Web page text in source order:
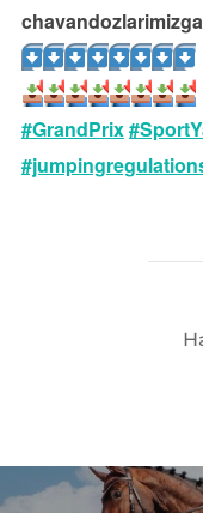
#GrandPrix
Навигация